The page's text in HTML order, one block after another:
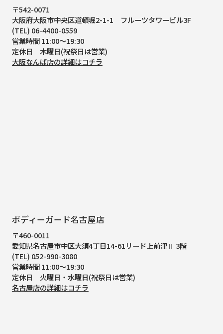
〒542-0071
大阪府大阪市中央区道頓堀2-1-1
フルーツタワービル3F
(TEL) 06-4400-0559
営業時間 11:00～19:30
定休日 木曜日(祝祭日は営業)
大阪なんば店の詳細はコチラ
ボディーガード名古屋店
〒460-0011
愛知県名古屋市中区大須4丁目14-61リード上前津Ⅱ 3階
(TEL) 052-990-3080
営業時間 11:00～19:30
定休日 火曜日・水曜日(祝祭日は営業)
名古屋店の詳細はコチラ